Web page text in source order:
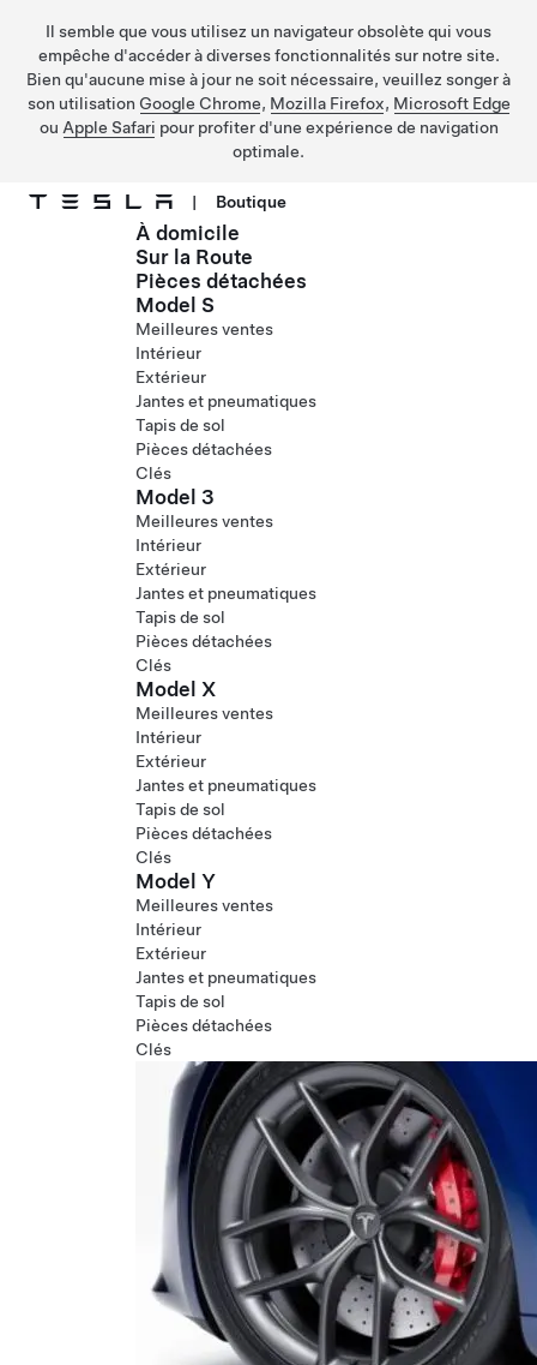
Il semble que vous utilisez un navigateur obsolète qui vous
empêche d'accéder à diverses fonctionnalités sur notre site.
Bien qu'aucune mise à jour ne soit nécessaire, veuillez songer à
son utilisation Google Chrome, Mozilla Firefox, Microsoft Edge
ou Apple Safari pour profiter d'une expérience de navigation
optimale.
Passer au contenu principal
| Boutique
À domicile
Sur la Route
Pièces détachées
Model S
Meilleures ventes
Intérieur
Extérieur
Jantes et pneumatiques
Tapis de sol
Pièces détachées
Clés
Model 3
Meilleures ventes
Intérieur
Extérieur
Jantes et pneumatiques
Tapis de sol
Pièces détachées
Clés
Model X
Meilleures ventes
Intérieur
Extérieur
Jantes et pneumatiques
Tapis de sol
Pièces détachées
Clés
Model Y
Meilleures ventes
Intérieur
Extérieur
Jantes et pneumatiques
Tapis de sol
Pièces détachées
Clés